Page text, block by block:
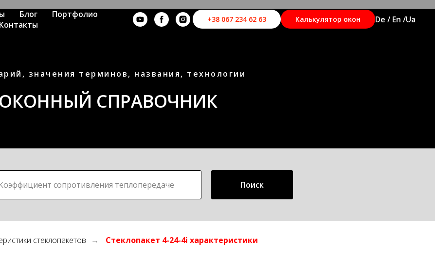
Блог
Портфолио
Контакты
+38 067 234 62 63 Калькулятор окон De / En /Ua
значения терминов, названия, технологии
ОКОННЫЙ СПРАВОЧНИК
Поиск
стеклопакетов → Стеклопакет 4-24-4i характеристики